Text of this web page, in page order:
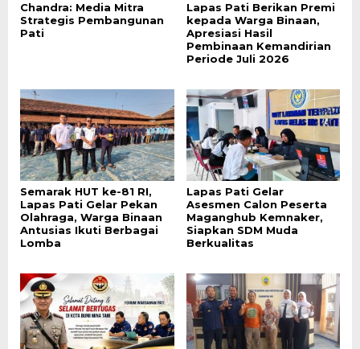
Chandra: Media Mitra
Strategis Pembangunan
Pati
Lapas Pati Berikan Premi
kepada Warga Binaan,
Apresiasi Hasil
Pembinaan Kemandirian
Periode Juli 2026
Semarak HUT ke-81 RI,
Lapas Pati Gelar Pekan
Olahraga, Warga Binaan
Antusias Ikuti Berbagai
Lomba
Lapas Pati Gelar
Asesmen Calon Peserta
Maganghub Kemnaker,
Siapkan SDM Muda
Berkualitas